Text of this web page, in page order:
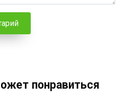
понравиться